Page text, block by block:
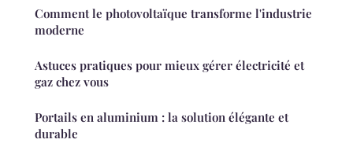
Comment le photovoltaïque transforme l'industrie
moderne
Astuces pratiques pour mieux gérer électricité et
gaz chez vous
Portails en aluminium : la solution élégante et
durable